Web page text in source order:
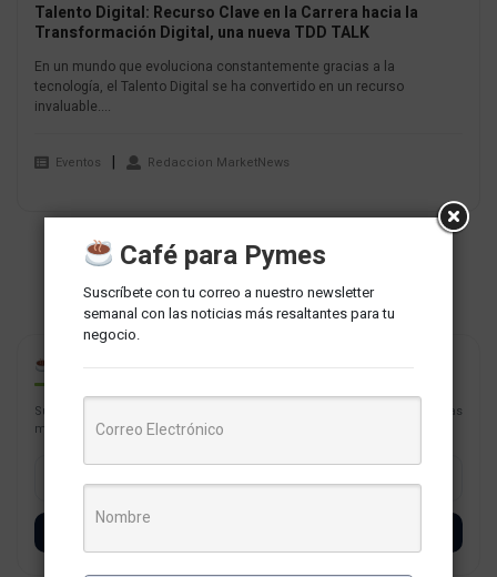
Talento Digital: Recurso Clave en la Carrera hacia la
Transformación Digital, una nueva TDD TALK
En un mundo que evoluciona constantemente gracias a la
tecnología, el Talento Digital se ha convertido en un recurso
invaluable....
Eventos Redaccion MarketNews
Suscríbete con tu correo a nuestro newsletter semanal con las noticias
más resaltantes para tu negocio.
Café para Pymes
Suscríbete con tu correo a nuestro newsletter
semanal con las noticias más resaltantes para tu
negocio.